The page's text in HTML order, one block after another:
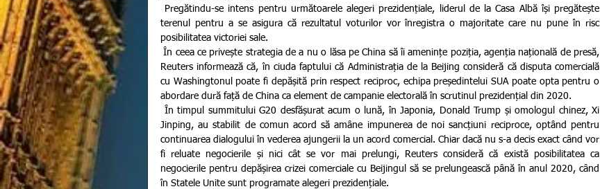
terenul pentru a se asigura că rezultatul voturilor vor înregistra o majoritate care nu pune în risc
posibilitatea victoriei sale.
În ceea ce privește strategia de a nu o lăsa pe China să îi amenințe poziția, agenția națională de presă,
Reuters informează că, în ciuda faptului că Administrația de la Beijing consideră că disputa comercială
cu Washingtonul poate fi depășită prin respect reciproc, echipa președintelui SUA poate opta pentru o
abordare dură față de China ca element de campanie electorală în scrutinul prezidențial din 2020.
Jinping, au stabilit de comun acord să amâne impunerea de noi sancțiuni reciproce, optând pentru
continuarea dialogului în vederea ajungerii la un acord comercial. Chiar dacă nu s-a decis exact când vor
fi reluate negocierile și nici cât se vor mai prelungi, Reuters consideră că există posibilitatea ca
negocierile pentru depășirea crizei comerciale cu Beijingul să se prelungească până în anul 2020, când
în Statele Unite sunt programate alegeri prezidențiale.